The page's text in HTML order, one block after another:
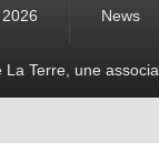
News
Terre, une